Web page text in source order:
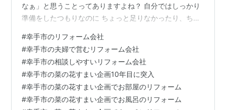
なぁ」と思うことってありますよね？ 自分ではしっかり
準備をしたつもりなのに ちょっと足りなかったり、ちょ
準備をしようと 自分に厳しく追い詰めていたような気が
します。 するとまたうまくいかなくなった時に 自分はダ
メだなぁ～と落ち込んだりしてました。 でもこの数年
は、 今自分が出来る最善の準備をして、 自分ではどうに
も出来ないことや変えられないこと、 起きてもいないこ
とで悩むのはやめようと …
#幸手市のリフォーム会社
#幸手市の夫婦で営むリフォーム会社
#幸手市の相談しやすいリフォーム会社
#幸手市の菜の花すまい企画10年目に突入
#幸手市の菜の花すまい企画でお部屋のリフォーム
#幸手市の菜の花すまい企画でお風呂のリフォーム